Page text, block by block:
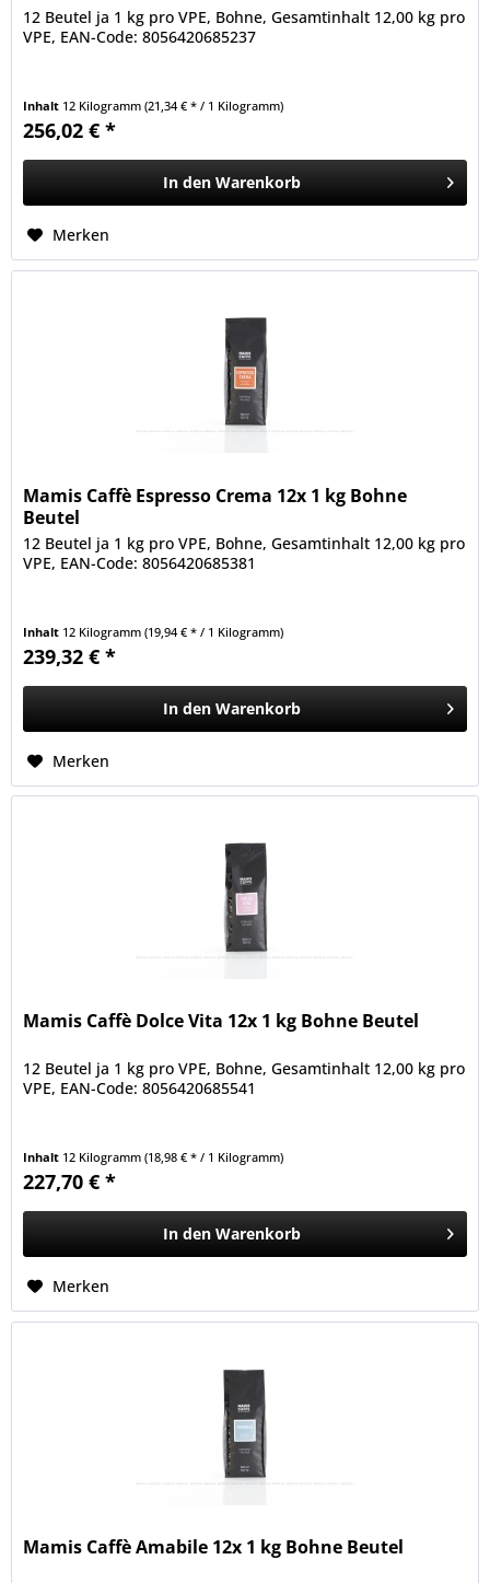
12 Beutel ja 1 kg pro VPE, Bohne, Gesamtinhalt 12,00 kg pro
VPE, EAN-Code: 8056420685237
Inhalt 12 Kilogramm(21,34 € * / 1 Kilogramm)
256,02 € *
In den Warenkorb
Merken
Mamis Caffè Espresso Crema 12x 1 kg Bohne
Beutel
12 Beutel ja 1 kg pro VPE, Bohne, Gesamtinhalt 12,00 kg pro
VPE, EAN-Code: 8056420685381
Inhalt 12 Kilogramm(19,94 € * / 1 Kilogramm)
239,32 € *
In den Warenkorb
Merken
Mamis Caffè Dolce Vita 12x 1 kg Bohne Beutel
12 Beutel ja 1 kg pro VPE, Bohne, Gesamtinhalt 12,00 kg pro
VPE, EAN-Code: 8056420685541
Inhalt 12 Kilogramm(18,98 € * / 1 Kilogramm)
227,70 € *
In den Warenkorb
Merken
Mamis Caffè Amabile 12x 1 kg Bohne Beutel